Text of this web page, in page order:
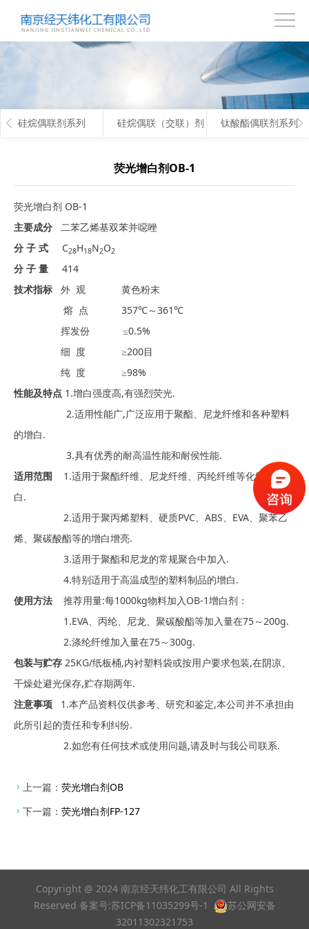
页
关
我
品
硅烷偶联剂系列 硅烷偶联（交联）剂 钛酸酯偶联剂系列
荧光增白剂OB-1
荧光增白剂 OB-1
主要成分 二苯乙烯基双苯并噁唑
分 子 式 C28H18N2O2
分 子 量 414
技术指标 外 观 黄色粉末
熔 点 357℃～361℃
挥发份 ≤0.5%
细 度 ≥200目
纯 度 ≥98%
性能及特点 1.增白强度高,有强烈荧光.
2.适用性能广,广泛应用于聚酯、尼龙纤维和各种塑料
的增白.
3.具有优秀的耐高温性能和耐侯性能.
适用范围 1.适用于聚酯纤维、尼龙纤维、丙纶纤维等化纤的增
白.
2.适用于聚丙烯塑料、硬质PVC、ABS、EVA、聚苯乙
烯、聚碳酸酯等的增白增亮.
3.适用于聚酯和尼龙的常规聚合中加入.
4.特别适用于高温成型的塑料制品的增白.
使用方法 推荐用量:每1000kg物料加入OB-1增白剂：
1.EVA、丙纶、尼龙、聚碳酸酯等加入量在75～200g.
2.涤纶纤维加入量在75～300g.
包装与贮存 25KG/纸板桶,内衬塑料袋或按用户要求包装,在阴凉、
干燥处避光保存,贮存期两年.
注意事项 1.本产品资料仅供参考、研究和鉴定,本公司并不承担由
此所引起的责任和专利纠纷.
2.如您有任何技术或使用问题,请及时与我公司联系.
上一篇： 荧光增白剂OB
下一篇： 荧光增白剂FP-127
Copyright @ 2024 南京经天纬化工有限公司 All Rights
Reserved 备案号:苏ICP备11035299号-1
苏公网安备
32011302321753